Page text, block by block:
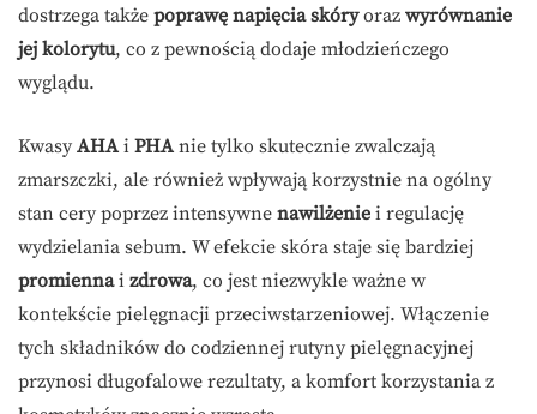
dostrzega także poprawę napięcia skóryoraz wyrównanie
jej kolorytu, co z pewnością dodaje młodzieńczego
wyglądu.
Kwasy AHA i PHA nie tylko skutecznie zwalczają
zmarszczki, ale również wpływają korzystnie na ogólny
stan cery poprzez intensywne nawilżenie i regulację
wydzielania sebum. W efekcie skóra staje się bardziej
promiennai zdrowa, co jest niezwykle ważne w
kontekście pielęgnacji przeciwstarzeniowej. Włączenie
tych składników do codziennej rutyny pielęgnacyjnej
przynosi długofalowe rezultaty, a komfort korzystania z